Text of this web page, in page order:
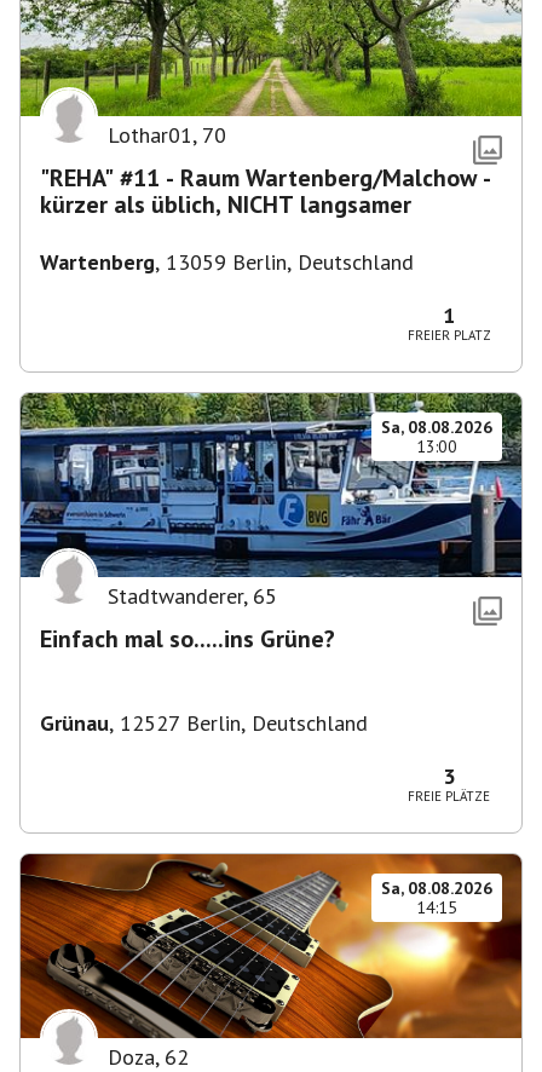
Lothar01, 70
"REHA" #11 - Raum Wartenberg/Malchow -
kürzer als üblich, NICHT langsamer
Wartenberg, 13059 Berlin, Deutschland
1
FREIER PLATZ
Sa, 08.08.2026
13:00
Stadtwanderer, 65
Einfach mal so.....ins Grüne?
Grünau, 12527 Berlin, Deutschland
3
FREIE PLÄTZE
Sa, 08.08.2026
14:15
Doza, 62